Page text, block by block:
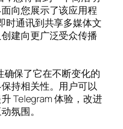
向您展示了该应用程
通讯到共享多媒体文
建向更广泛受众传播
确保了它在不断变化的
持相关性。用户可以
Telegram 体验，改进
氛围。